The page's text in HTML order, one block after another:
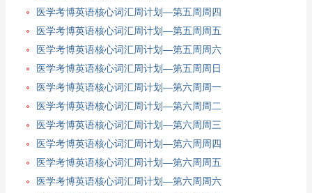
医学考博英语核心词汇周计划—第五周周四
医学考博英语核心词汇周计划—第五周周五
医学考博英语核心词汇周计划—第五周周六
医学考博英语核心词汇周计划—第五周周日
医学考博英语核心词汇周计划—第六周周一
医学考博英语核心词汇周计划—第六周周二
医学考博英语核心词汇周计划—第六周周三
医学考博英语核心词汇周计划—第六周周四
医学考博英语核心词汇周计划—第六周周五
医学考博英语核心词汇周计划—第六周周六